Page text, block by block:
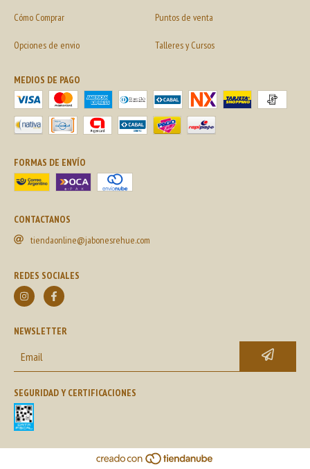
Cómo Comprar Puntos de venta
Opciones de envio Talleres y Cursos
MEDIOS DE PAGO
FORMAS DE ENVÍO
CONTACTANOS
tiendaonline@jabonesrehue.com
REDES SOCIALES
NEWSLETTER
SEGURIDAD Y CERTIFICACIONES